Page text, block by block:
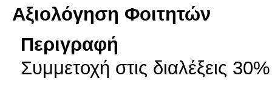
Αξιολόγηση Φοιτητών
Περιγραφή
Συμμετοχή στις διαλέξεις